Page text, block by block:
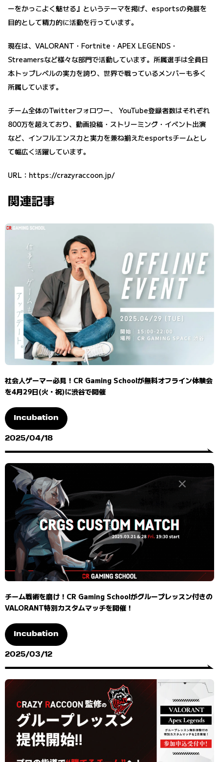
ーをかっこよく魅せる』というテーマを掲げ、esportsの発展を
目的として精力的に活動を行っています。
現在は、VALORANT・Fortnite・APEX LEGENDS・
Streamersなど様々な部門で活動しています。所属選手は全員日
本トップレベルの実力を誇り、世界で戦っているメンバーも多く
所属しています。
チーム全体のTwitterフォロワー、 YouTube登録者数はそれぞれ
800万を超えており、動画投稿・ストリーミング・イベント出演
など、インフルエンス力と実力を兼ね揃えたesportsチームとし
て幅広く活躍しています。
URL： https://crazyraccoon.jp/
関連記事
社会人ゲーマー必見！CR Gaming Schoolが無料オフライン体験会
を4月29日(火・祝)に渋谷で開催
Incubation
2025/04/18
チーム戦術を磨け！CR Gaming Schoolがグループレッスン付きの
VALORANT特別カスタムマッチを開催！
Incubation
2025/03/12